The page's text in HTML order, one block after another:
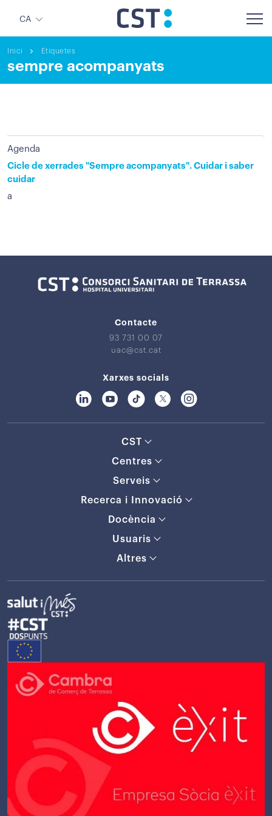
CA
Inici Etiquetes
sempre acompanyats
Agenda
Cicle de xerrades "Sempre acompanyats". Cuidar i saber
cuidar
a
Contacte
93 731 00 07
uac@cst.cat
Xarxes socials
CST
Centres
Serveis
Recerca i Innovació
Docència
Usuaris
Altres